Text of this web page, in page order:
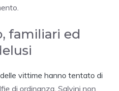
familiari ed
vittime hanno tentato di
di ordinanza, Salvini non